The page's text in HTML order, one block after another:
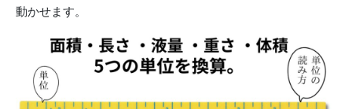
動かせます。